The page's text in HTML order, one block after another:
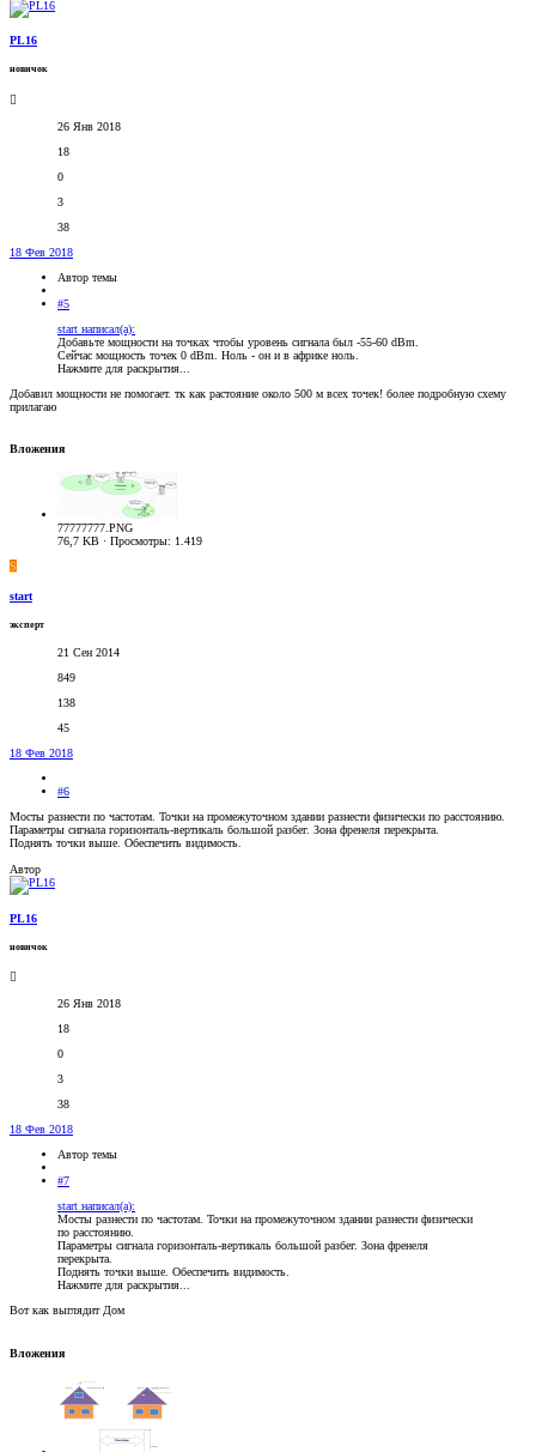
PL16
новичок
26 Янв 2018
18
0
3
38
18 Фев 2018
Автор темы
#5
start написал(а):
Добавьте мощности на точках чтобы уровень сигнала был -55-60 dBm.
Сейчас мощность точек 0 dBm. Ноль - он и в африке ноль.
Нажмите для раскрытия...
Добавил мощности не помогает. тк как растояние около 500 м всех точек! более подробную схему
прилагаю
Вложения
77777777.PNG
76,7 KB · Просмотры: 1.419
S
start
эксперт
21 Сен 2014
849
138
45
18 Фев 2018
#6
Мосты разнести по частотам. Точки на промежуточном здании разнести физически по расстоянию.
Параметры сигнала горизонталь-вертикаль большой разбег. Зона френеля перекрыта.
Поднять точки выше. Обеспечить видимость.
Автор
PL16
новичок
26 Янв 2018
18
0
3
38
18 Фев 2018
Автор темы
#7
start написал(а):
Мосты разнести по частотам. Точки на промежуточном здании разнести физически
по расстоянию.
Параметры сигнала горизонталь-вертикаль большой разбег. Зона френеля
перекрыта.
Поднять точки выше. Обеспечить видимость.
Нажмите для раскрытия...
Вот как выглядит Дом
Вложения